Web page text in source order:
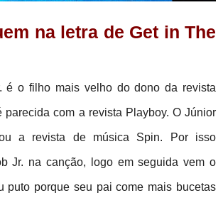
na letra de Get in The
é o filho mais velho do dono da revista
parecida com a revista Playboy. O Júnior
a revista de música Spin. Por isso
Jr. na canção, logo em seguida vem o
puto porque seu pai come mais bucetas